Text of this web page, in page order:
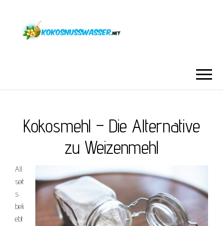
Kokosmehl – Die Alternative
zu Weizenmehl
All
seit
s
beli
ebt